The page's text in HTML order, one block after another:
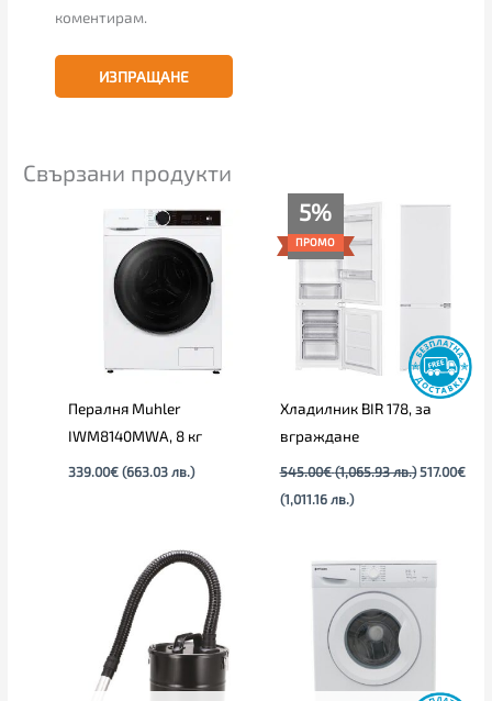
коментирам.
Свързани продукти
Пералня Muhler
IWM8140MWA, 8 кг
339.00€ (663.03 лв.)
5%
ПРОМО
Хладилник BIR 178, за
вграждане
545.00€ (1,065.93 лв.) 517.00€
(1,011.16 лв.)
Текущата
цена
е:
517.00€
(1,011.16